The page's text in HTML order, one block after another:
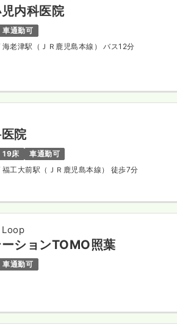
内科医院
車通勤可
海老津駅（ＪＲ鹿児島本線） バス12分
院
19床
車通勤可
福工大前駅（ＪＲ鹿児島本線） 徒歩7分
Loop
ションTOMO照葉
車通勤可